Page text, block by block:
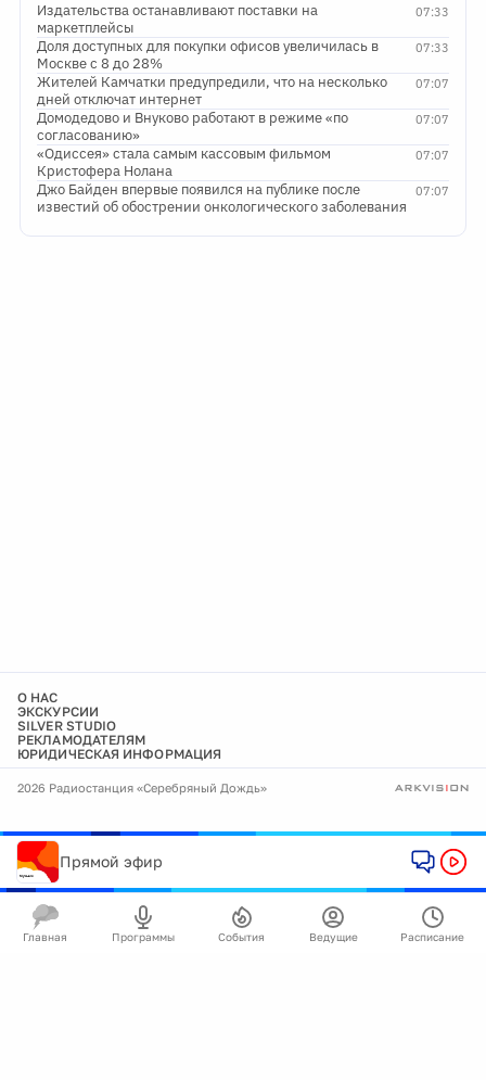
07:33
Издательства останавливают поставки на
маркетплейсы
07:33
Доля доступных для покупки офисов увеличилась в
Москве с 8 до 28%
07:07
Жителей Камчатки предупредили, что на несколько
дней отключат интернет
07:07
Домодедово и Внуково работают в режиме «по
согласованию»
07:07
«Одиссея» стала самым кассовым фильмом
Кристофера Нолана
07:07
Джо Байден впервые появился на публике после
известий об обострении онкологического заболевания
О НАС
ЭКСКУРСИИ
SILVER STUDIO
РЕКЛАМОДАТЕЛЯМ
ЮРИДИЧЕСКАЯ ИНФОРМАЦИЯ
2026 Радиостанция «Серебряный Дождь»
Прямой эфир
Главная Программы События Ведущие Расписание